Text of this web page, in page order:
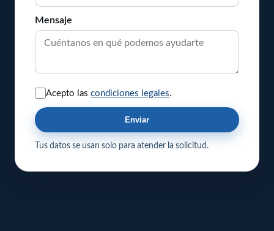
Mensaje
Acepto las condiciones legales
Enviar
Tus datos se usan solo para atender la solicitud.